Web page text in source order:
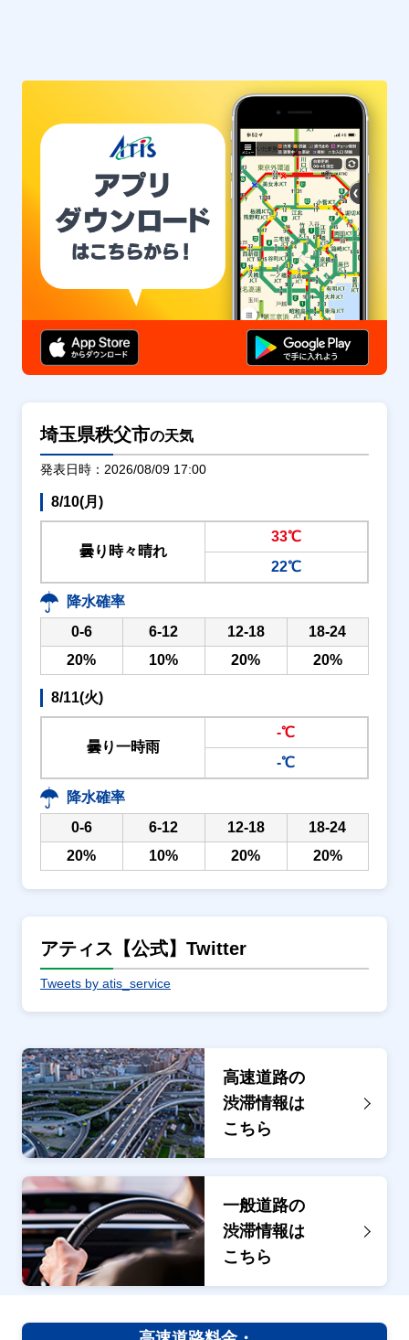
埼玉県秩父市の天気
発表日時：2026/08/09 17:00
8/10(月)
曇り時々晴れ
33℃
22℃
降水確率
0-6
6-12 12-18
18-24
20%
10% 20% 20%
8/11(火)
曇り一時雨
-℃
-℃
降水確率
0-6
6-12 12-18
18-24
20%
10% 20% 20%
アティス【公式】Twitter
Tweets by atis_service
高速道路の
渋滞情報は
こちら
一般道路の
渋滞情報は
こちら